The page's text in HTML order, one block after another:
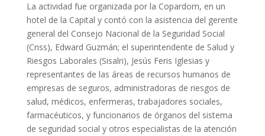
La actividad fue organizada por la Copardom, en un
hotel de la Capital y contó con la asistencia del gerente
general del Consejo Nacional de la Seguridad Social
(Cnss), Edward Guzmán; el superintendente de Salud y
Riesgos Laborales (Sisalri), Jesús Feris Iglesias y
representantes de las áreas de recursos humanos de
empresas de seguros, administradoras de riesgos de
salud, médicos, enfermeras, trabajadores sociales,
farmacéuticos, y funcionarios de órganos del sistema
de seguridad social y otros especialistas de la atención